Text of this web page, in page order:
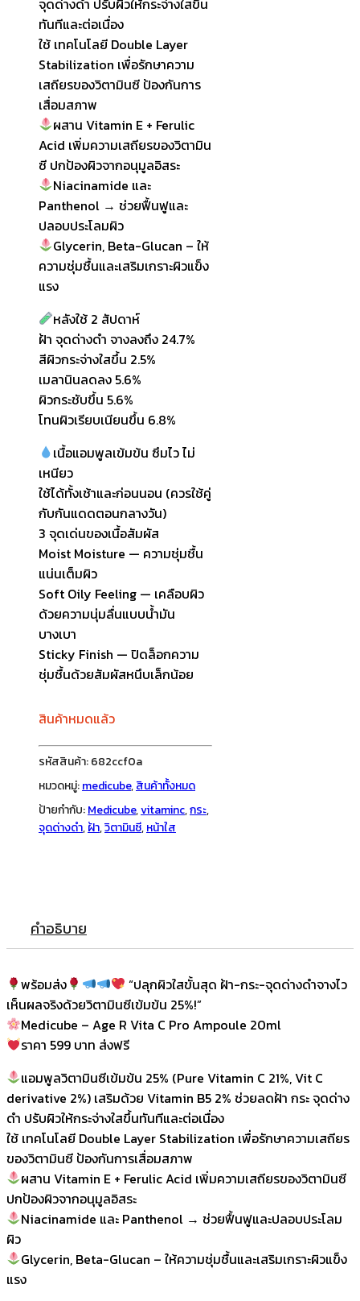
ทันทีและต่อเนื่อง
ใช้ เทคโนโลยี Double Layer
Stabilization เพื่อรักษาความ
เสถียรของวิตามินซี ป้องกันการ
เสื่อมสภาพ
ผสาน Vitamin E + Ferulic
Acid เพิ่มความเสถียรของวิตามิน
ซี ปกป้องผิวจากอนุมูลอิสระ
Niacinamide และ
Panthenol → ช่วยฟื้นฟูและ
ปลอบประโลมผิว
Glycerin, Beta-Glucan – ให้
ความชุ่มชื้นและเสริมเกราะผิวแข็ง
แรง
หลังใช้ 2 สัปดาห์
ฝ้า จุดด่างดำ จางลงถึง 24.7%
สีผิวกระจ่างใสขึ้น 2.5%
เมลานินลดลง 5.6%
ผิวกระชับขึ้น 5.6%
โทนผิวเรียบเนียนขึ้น 6.8%
เนื้อแอมพูลเข้มข้น ซึมไว ไม่
เหนียว
ใช้ได้ทั้งเช้าและก่อนนอน (ควรใช้คู่
กับกันแดดตอนกลางวัน)
3 จุดเด่นของเนื้อสัมผัส
Moist Moisture — ความชุ่มชื้น
แน่นเต็มผิว
Soft Oily Feeling — เคลือบผิว
ด้วยความนุ่มลื่นแบบน้ำมัน
บางเบา
Sticky Finish — ปิดล็อกความ
ชุ่มชื้นด้วยสัมผัสหนึบเล็กน้อย
สินค้าหมดแล้ว
รหัสสินค้า:682ccf0a
หมวดหมู่:medicube,สินค้าทั้งหมด
ป้ายกำกับ:Medicube,vitaminc,กระ,
จุดด่างดำ,ฝ้า,วิตามินซี,หน้าใส
คำอธิบาย
พร้อมส่ง
“ปลุกผิวใสขั้นสุด ฝ้า-กระ-จุดด่างดำจางไว
เห็นผลจริงด้วยวิตามินซีเข้มข้น 25%!”
Medicube – Age R Vita C Pro Ampoule 20ml
ราคา 599 บาท ส่งฟรี
แอมพูลวิตามินซีเข้มข้น 25% (Pure Vitamin C 21%, Vit C
derivative 2%) เสริมด้วย Vitamin B5 2% ช่วยลดฝ้า กระ จุดด่าง
ดำ ปรับผิวให้กระจ่างใสขึ้นทันทีและต่อเนื่อง
ใช้ เทคโนโลยี Double Layer Stabilization เพื่อรักษาความเสถียร
ของวิตามินซี ป้องกันการเสื่อมสภาพ
ผสาน Vitamin E + Ferulic Acid เพิ่มความเสถียรของวิตามินซี
ปกป้องผิวจากอนุมูลอิสระ
Niacinamide และ Panthenol → ช่วยฟื้นฟูและปลอบประโลม
ผิว
Glycerin, Beta-Glucan – ให้ความชุ่มชื้นและเสริมเกราะผิวแข็ง
แรง